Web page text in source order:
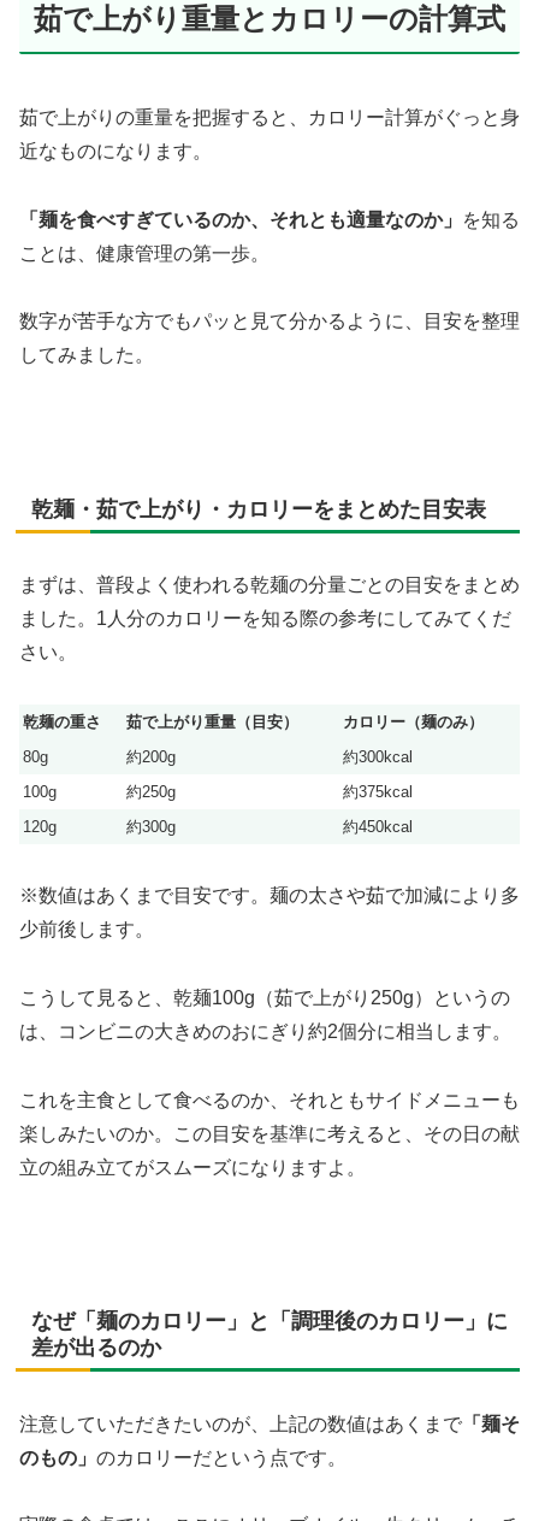
茹で上がり重量とカロリーの計算式
茹で上がりの重量を把握すると、カロリー計算がぐっと身
近なものになります。
「麺を食べすぎているのか、それとも適量なのか」
を知る
ことは、健康管理の第一歩。
数字が苦手な方でもパッと見て分かるように、目安を整理
してみました。
乾麺・茹で上がり・カロリーをまとめた目安表
まずは、普段よく使われる乾麺の分量ごとの目安をまとめ
ました。1人分のカロリーを知る際の参考にしてみてくだ
さい。
乾麺の重さ 茹で上がり重量（目安）
カロリー（麺のみ）
80g
約200g
約300kcal
100g
約250g
約375kcal
120g
約300g 約450kcal
※数値はあくまで目安です。麺の太さや茹で加減により多
少前後します。
こうして見ると、乾麺100g（茹で上がり250g）というの
は、コンビニの大きめのおにぎり約2個分に相当します。
これを主食として食べるのか、それともサイドメニューも
楽しみたいのか。この目安を基準に考えると、その日の献
立の組み立てがスムーズになりますよ。
なぜ「麺のカロリー」と「調理後のカロリー」に
差が出るのか
注意していただきたいのが、上記の数値はあくまで 「麺そ
のもの」 のカロリーだという点です。